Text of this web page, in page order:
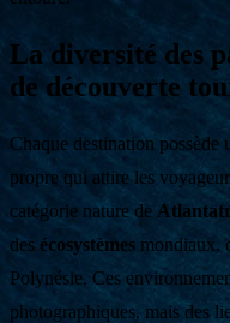
La diversité des
de découverte
Chaque destination
propre qui attire les
catégorie nature de
des écosystèmes mondiaux,
Polynésie. Ces
photographiques, mais des